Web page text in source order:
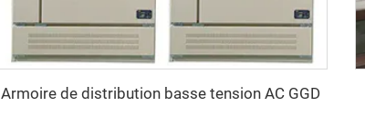
Armoire de distribution basse tension AC GGD